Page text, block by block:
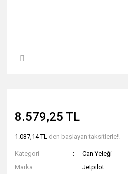
8.579,25 TL
1.037,14 TL den başlayan taksitlerle!!
Kategori
Can Yeleği
Marka
Jetpilot